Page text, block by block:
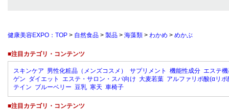
健康美容EXPO：TOP > 自然食品 > 製品 > 海藻類 > わかめ > めかぶ
■注目カテゴリ・コンテンツ
スキンケア 男性化粧品（メンズコスメ） サプリメント 機能性成分 エステ
ゲン ダイエット エステ・サロン・スパ向け 大麦若葉 アルファリポ酸(αリポ
テイン ブルーベリー 豆乳 寒天 車椅子
■注目カテゴリ・コンテンツ